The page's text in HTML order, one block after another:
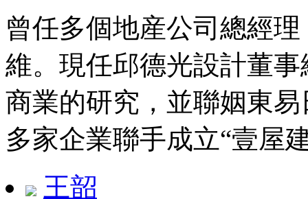
曾任多個地産公司總經
維。現任邱德光設計董
商業的研究，並聯姻東
多家企業聯手成立“壹屋
王韶